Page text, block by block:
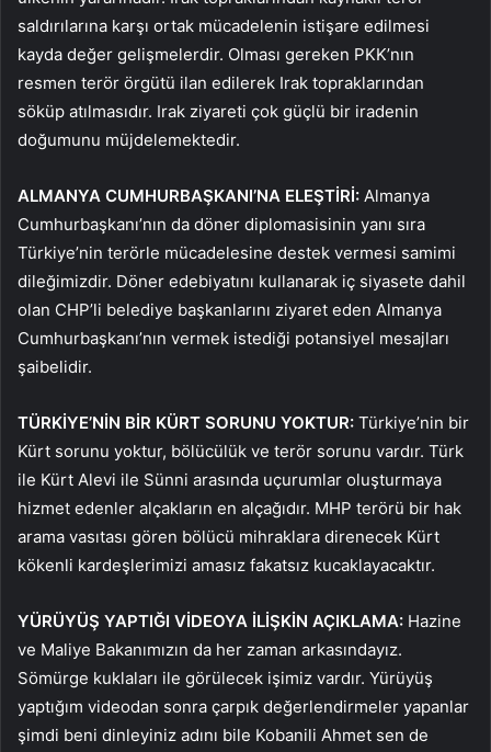
saldırılarına karşı ortak mücadelenin istişare edilmesi
kayda değer gelişmelerdir. Olması gereken PKK’nın
resmen terör örgütü ilan edilerek Irak topraklarından
söküp atılmasıdır. Irak ziyareti çok güçlü bir iradenin
doğumunu müjdelemektedir.
ALMANYA CUMHURBAŞKANI’NA ELEŞTİRİ: Almanya
Cumhurbaşkanı’nın da döner diplomasisinin yanı sıra
Türkiye’nin terörle mücadelesine destek vermesi samimi
dileğimizdir. Döner edebiyatını kullanarak iç siyasete dahil
olan CHP’li belediye başkanlarını ziyaret eden Almanya
Cumhurbaşkanı’nın vermek istediği potansiyel mesajları
şaibelidir.
TÜRKİYE’NİN BİR KÜRT SORUNU YOKTUR: Türkiye’nin bir
Kürt sorunu yoktur, bölücülük ve terör sorunu vardır. Türk
ile Kürt Alevi ile Sünni arasında uçurumlar oluşturmaya
hizmet edenler alçakların en alçağıdır. MHP terörü bir hak
arama vasıtası gören bölücü mihraklara direnecek Kürt
kökenli kardeşlerimizi amasız fakatsız kucaklayacaktır.
YÜRÜYÜŞ YAPTIĞI VİDEOYA İLİŞKİN AÇIKLAMA: Hazine
ve Maliye Bakanımızın da her zaman arkasındayız.
Sömürge kuklaları ile görülecek işimiz vardır. Yürüyüş
yaptığım videodan sonra çarpık değerlendirmeler yapanlar
şimdi beni dinleyiniz adını bile Kobanili Ahmet sen de